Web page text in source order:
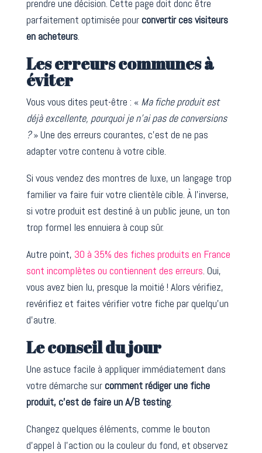
prendre une décision. Cette page doit donc être
parfaitement optimisée pourconvertir ces visiteurs
en acheteurs.
Les erreurs communes à
éviter
Vous vous dites peut-être : « Ma fiche produit est
déjà excellente, pourquoi je n’ai pas de conversions
?» Une des erreurs courantes, c’est de ne pas
adapter votre contenu à votre cible.
Si vous vendez des montres de luxe, un langage trop
familier va faire fuir votre clientèle cible. À l’inverse,
si votre produit est destiné à un public jeune, un ton
trop formel les ennuiera à coup sûr.
Autre point, 30 à 35% des fiches produits en France
sont incomplètes ou contiennent des erreurs . Oui,
vous avez bien lu, presque la moitié ! Alors vérifiez,
revérifiez et faites vérifier votre fiche par quelqu’un
d’autre.
Le conseil du jour
Une astuce facile à appliquer immédiatement dans
votre démarche surcomment rédiger une fiche
produit, c’est de faire un A/B testing.
Changez quelques éléments, comme le bouton
d’appel à l’action ou la couleur du fond, et observez